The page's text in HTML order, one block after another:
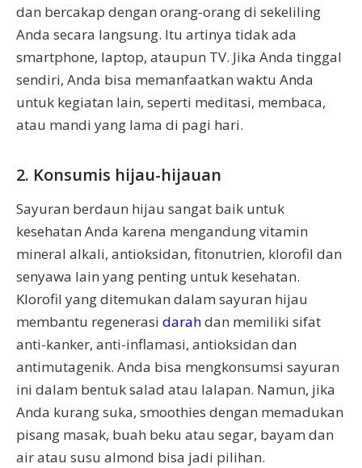
dan bercakap dengan orang-orang di sekeliling
Anda secara langsung. Itu artinya tidak ada
smartphone, laptop, ataupun TV. Jika Anda tinggal
sendiri, Anda bisa memanfaatkan waktu Anda
untuk kegiatan lain, seperti meditasi, membaca,
atau mandi yang lama di pagi hari.
2. Konsumis hijau-hijauan
Sayuran berdaun hijau sangat baik untuk
kesehatan Anda karena mengandung vitamin
mineral alkali, antioksidan, fitonutrien, klorofil dan
senyawa lain yang penting untuk kesehatan.
Klorofil yang ditemukan dalam sayuran hijau
membantu regenerasi darahdan memiliki sifat
anti-kanker, anti-inflamasi, antioksidan dan
antimutagenik. Anda bisa mengkonsumsi sayuran
ini dalam bentuk salad atau lalapan. Namun, jika
Anda kurang suka, smoothies dengan memadukan
pisang masak, buah beku atau segar, bayam dan
air atau susu almond bisa jadi pilihan.